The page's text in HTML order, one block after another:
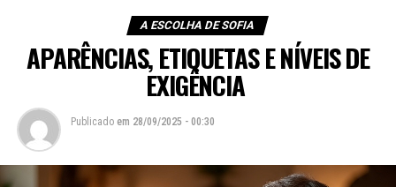
A ESCOLHA DE SOFIA
APARÊNCIAS, ETIQUETAS E NÍVEIS DE
EXIGÊNCIA
Publicado em 28/09/2025 - 00:30